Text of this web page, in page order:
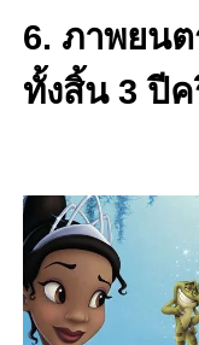
6. ภาพยนต
ทั้งสิ้น 3 ปีค